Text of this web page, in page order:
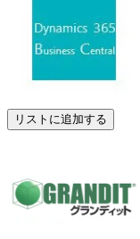
リストに追加する